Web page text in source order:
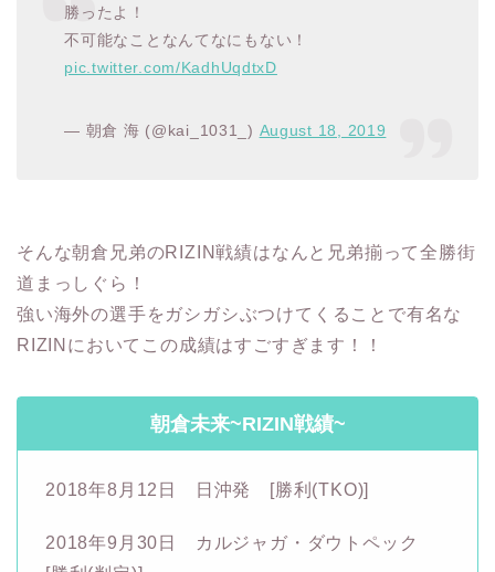
勝ったよ！
不可能なことなんてなにもない！
pic.twitter.com/KadhUqdtxD
— 朝倉 海 (@kai_1031_) August 18, 2019
そんな朝倉兄弟のRIZIN戦績はなんと兄弟揃って全勝街
道まっしぐら！
強い海外の選手をガシガシぶつけてくることで有名な
RIZINにおいてこの成績はすごすぎます！！
朝倉未来~RIZIN戦績~
2018年8月12日 日沖発 [勝利(TKO)]
2018年9月30日 カルジャガ・ダウトペック